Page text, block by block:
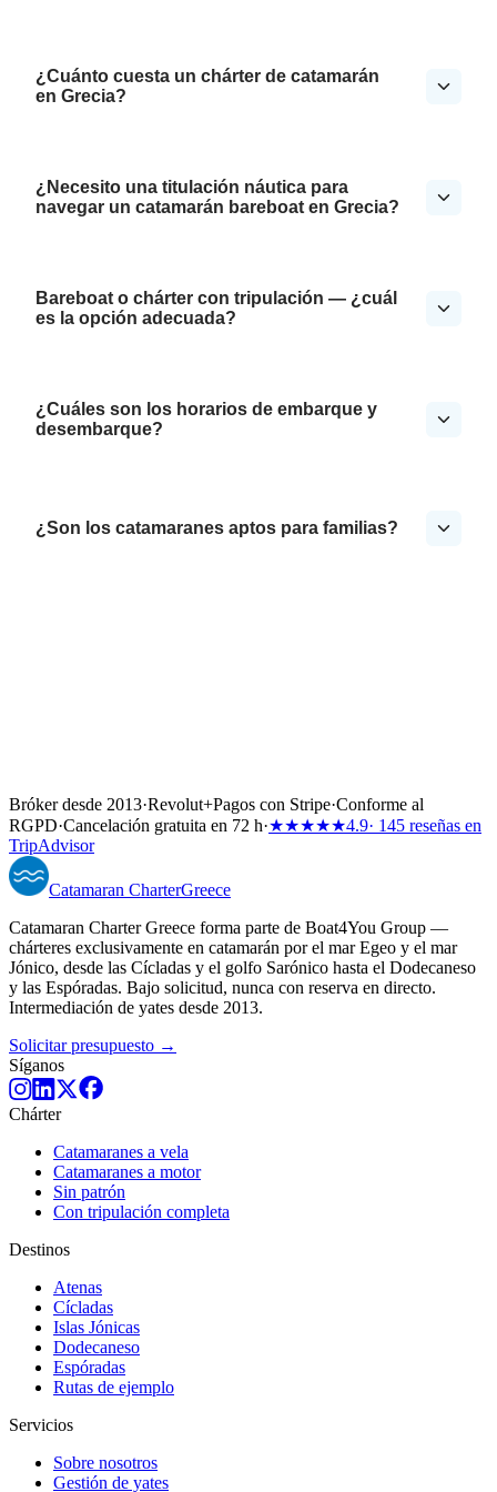
¿Cuánto cuesta un chárter de catamarán
en Grecia?
¿Necesito una titulación náutica para
navegar un catamarán bareboat en Grecia?
Bareboat o chárter con tripulación — ¿cuál
es la opción adecuada?
¿Cuáles son los horarios de embarque y
desembarque?
¿Son los catamaranes aptos para familias?
Bróker desde 2013·Revolut+Pagos con Stripe·Conforme al
RGPD·Cancelación gratuita en 72 h·★★★★★4.9· 145 reseñas en
TripAdvisor
Catamaran CharterGreece
Catamaran Charter Greece forma parte de Boat4You Group —
chárteres exclusivamente en catamarán por el mar Egeo y el mar
Jónico, desde las Cícladas y el golfo Sarónico hasta el Dodecaneso
y las Espóradas. Bajo solicitud, nunca con reserva en directo.
Intermediación de yates desde 2013.
Solicitar presupuesto →
Síganos
Chárter
Catamaranes a vela
Catamaranes a motor
Sin patrón
Con tripulación completa
Destinos
Atenas
Cícladas
Islas Jónicas
Dodecaneso
Espóradas
Rutas de ejemplo
Servicios
Sobre nosotros
Gestión de yates